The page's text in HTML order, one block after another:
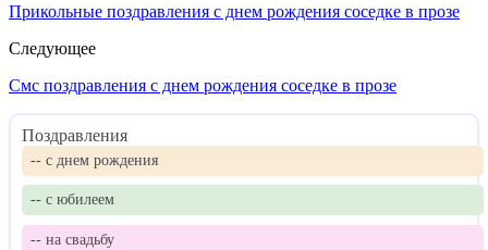
Прикольные поздравления с днем рождения соседке в прозе
Следующее
Смс поздравления с днем рождения соседке в прозе
Поздравления
-- с днем рождения
-- с юбилеем
-- на свадьбу